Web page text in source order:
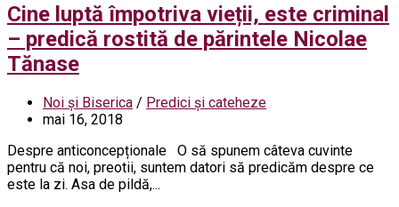
Cine luptă împotriva vieții, este criminal
– predică rostită de părintele Nicolae
Tănase
Noi și Biserica / Predici și cateheze
mai 16, 2018
Despre anticoncepționale O să spunem câteva cuvinte
pentru că noi, preotii, suntem datori să predicăm despre ce
este la zi. Asa de pildă,...